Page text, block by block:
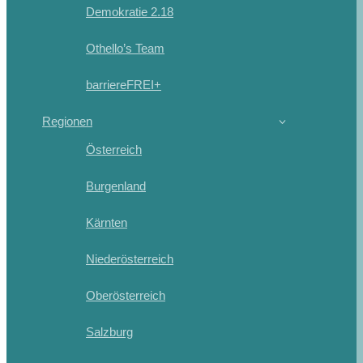
Demokratie 2.18
Othello’s Team
barriereFREI+
Regionen
Österreich
Burgenland
Kärnten
Niederösterreich
Oberösterreich
Salzburg